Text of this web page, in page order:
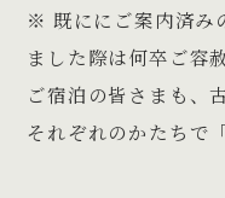
※ 既ににご案内済み
ました際は何卒ご容
ご宿泊の皆さまも、
それぞれのかたちで